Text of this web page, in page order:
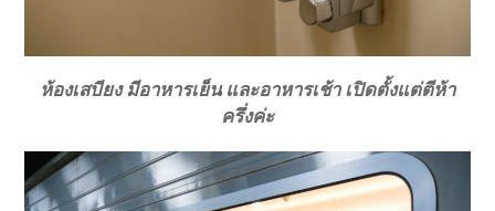
ห้องเสบียง มีอาหารเย็น และอาหารเช้า เปิดตั้งแต่ตีห้า
ครึ่งค่ะ